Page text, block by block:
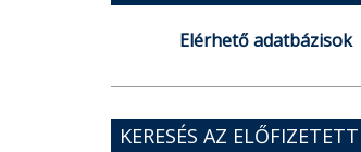
Elérhető adatbázisok
KERESÉS AZ